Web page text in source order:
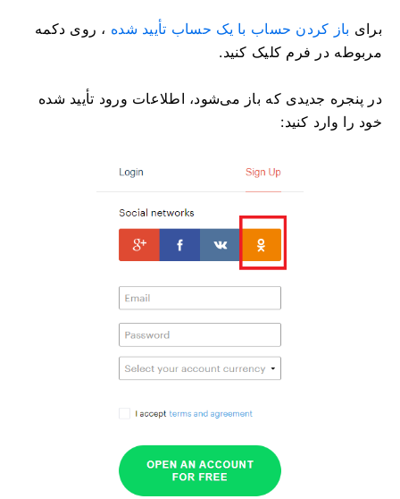
برای باز کردن حساب با یک حساب تأیید شده ، روی دکمه
مربوطه در فرم کلیک کنید.
در پنجره جدیدی که باز می‌شود، اطلاعات ورود تأیید شده
خود را وارد کنید: